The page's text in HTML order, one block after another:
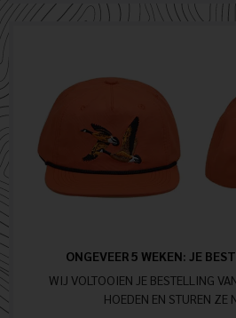
ONGEVEER 5 WEKEN: JE
WIJ VOLTOOIEN JE BESTELLING
HOEDEN EN STUREN ZE